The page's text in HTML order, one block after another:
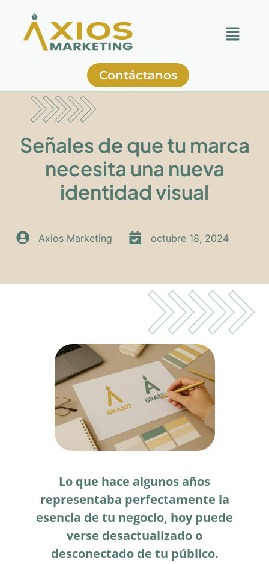
Contáctanos
Señales de que tu marca
necesita una nueva
identidad visual
Axios Marketing octubre 18, 2024
Lo que hace algunos años
representaba perfectamente la
esencia de tu negocio, hoy puede
verse desactualizado o
desconectado de tu público.